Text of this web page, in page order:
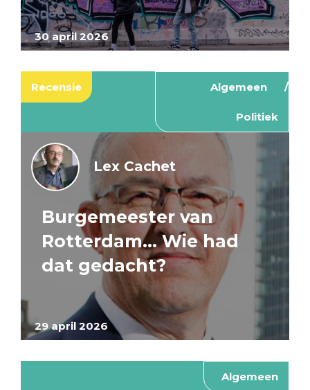
30 april 2026
Recensie Algemeen
Politiek
29 april 2026
Lex Cachet
Burgemeester van
Rotterdam… Wie had
dat gedacht?
Algemeen